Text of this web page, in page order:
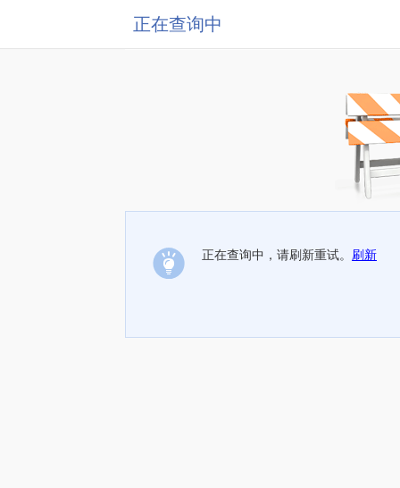
正在查询中
正在查询中，请刷新重试。 刷新